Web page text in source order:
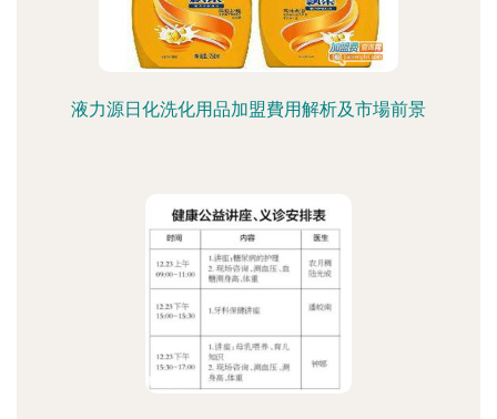
液力源日化洗化用品加盟費用解析及市場前景